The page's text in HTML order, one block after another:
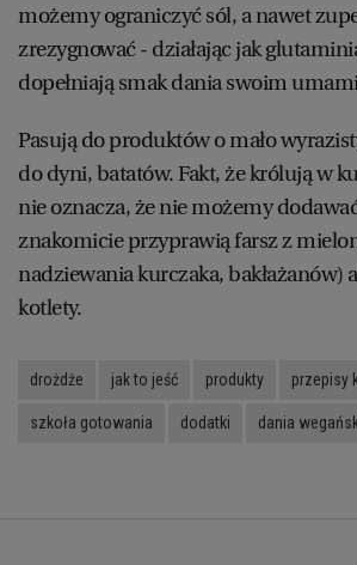
możemy ograniczyć sól, a nawet
zrezygnować - działając jak
dopełniają smak dania swoim
Pasują do produktów o mało
do dyni, batatów. Fakt, że królują w
nie oznacza, że nie możemy
znakomicie przyprawią farsz z
nadziewania kurczaka, bakłażanów)
kotlety.
drożdże jak to jeść produkty przepisy
szkoła gotowania dodatki dania